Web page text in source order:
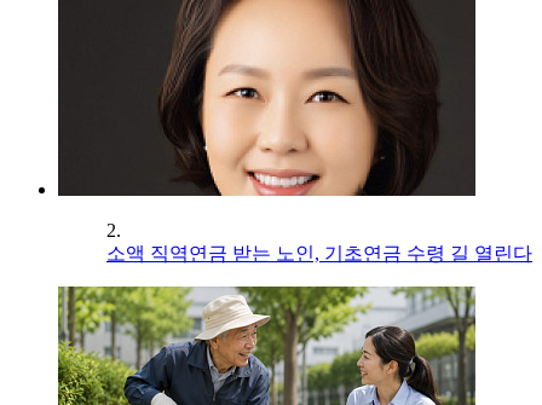
2.
소액 직역연금 받는 노인, 기초연금 수령 길 열린다